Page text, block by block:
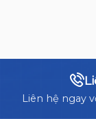
Liên hệ ngay